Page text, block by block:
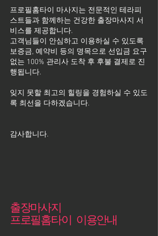
프로필홈타이 마사지는 전문적인 테라피
스트들과 함께하는 건강한 출장마사지 서
비스를 제공합니다.
고객님들이 안심하고 이용하실 수 있도록
보증금, 예약비 등의 명목으로 선입금 요구
없는 100% 관리사 도착 후 후불 결제로 진
행됩니다.
잊지 못할 최고의 힐링을 경험하실 수 있도
록 최선을 다하겠습니다.
​감사합니다.
출장마사지
프로필홈타이 이용안내